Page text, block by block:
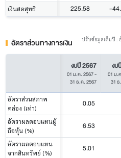
เงินสดสุทธิ 225.58 -
อัตราส่วนทางการเงิน
ปรับข้อมูลเต็มปี :
งบปี 2567
01 ม.ค. 2567-
31 ธ.ค. 2567
งบ
01 ม.
31
อัตราส่วนสภาพ
คล่อง (เท่า)
0.05
อัตราผลตอบแทนผู้
ถือหุ้น (%)
6.53
อัตราผลตอบแทน
จากสินทรัพย์ (%)
5.01